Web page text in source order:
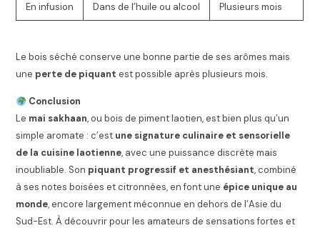
En infusion Dans de l’huile ou alcool Plusieurs mois
Le bois séché conserve une bonne partie de ses arômes mais
une perte de piquant est possible après plusieurs mois.
Conclusion
Le mai sakhaan, ou bois de piment laotien, est bien plus qu’un
simple aromate : c’est une signature culinaire et sensorielle
de la cuisine laotienne, avec une puissance discrète mais
inoubliable. Son piquant progressif et anesthésiant, combiné
à ses notes boisées et citronnées, en font une épice unique au
monde, encore largement méconnue en dehors de l’Asie du
Sud-Est. À découvrir pour les amateurs de sensations fortes et